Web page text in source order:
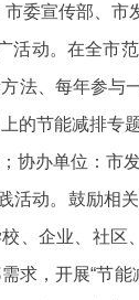
委宣传部、
。在全市范
法、每年参与
的节能减排专
协办单位：市
动。鼓励相关
、企业、社区
求，开展“节